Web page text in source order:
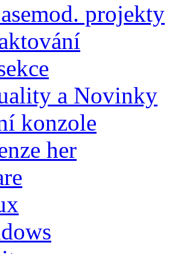
projekty
a Novinky
konzole
her